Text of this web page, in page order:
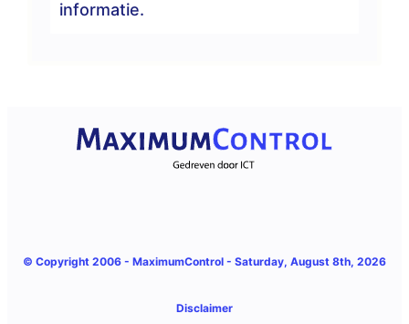
informatie.
© Copyright 2006 - MaximumControl - Saturday, August 8th, 2026
Disclaimer